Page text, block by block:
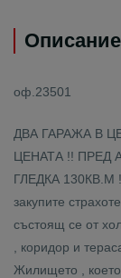
Описание
оф.23501
ДВА ГАРАЖА В
ЦЕНАТА !! ПРЕД
ГЛЕДКА 130КВ.М
закупите
състоящ се от
, коридор и
Жилището ,